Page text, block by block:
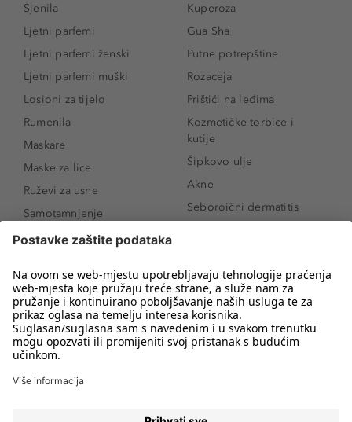
Sjenila
Ljetni parfemi
Ljetni parfemi ženski
Ljetni parfemi muški
Losioni za tijelo
Rumenila
Maskare
Maske za lice
Ruževi za usne
Samotamnjenje
Puderi
Proizvodi za obrve
Sunce i zaštita
Serumi za lice
Proizvodi za čišćenje lica
Kuperoza
Gua Sha
Putne potrepštine
Rozaceja
Prištići na leđima
Kozmetičke torbice i
kutije
Šipkovo ulje
Akne
Seboroični dermatitis
Novo
Koji mi parfem
odgovara?
Kako našminkati oči da
Kako ukloniti mitesere